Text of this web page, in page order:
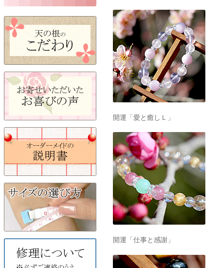
開運「愛と癒しＬ」
開運「仕事と感謝」